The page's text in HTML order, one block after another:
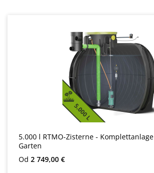
5.000 l RTMO-Zisterne - Komplettanlage
Garten
Bežná cena:
Od 2 749,00 €